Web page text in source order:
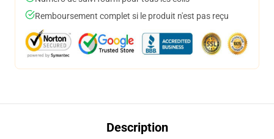
Remboursement complet si le produit n'est pas reçu
Description